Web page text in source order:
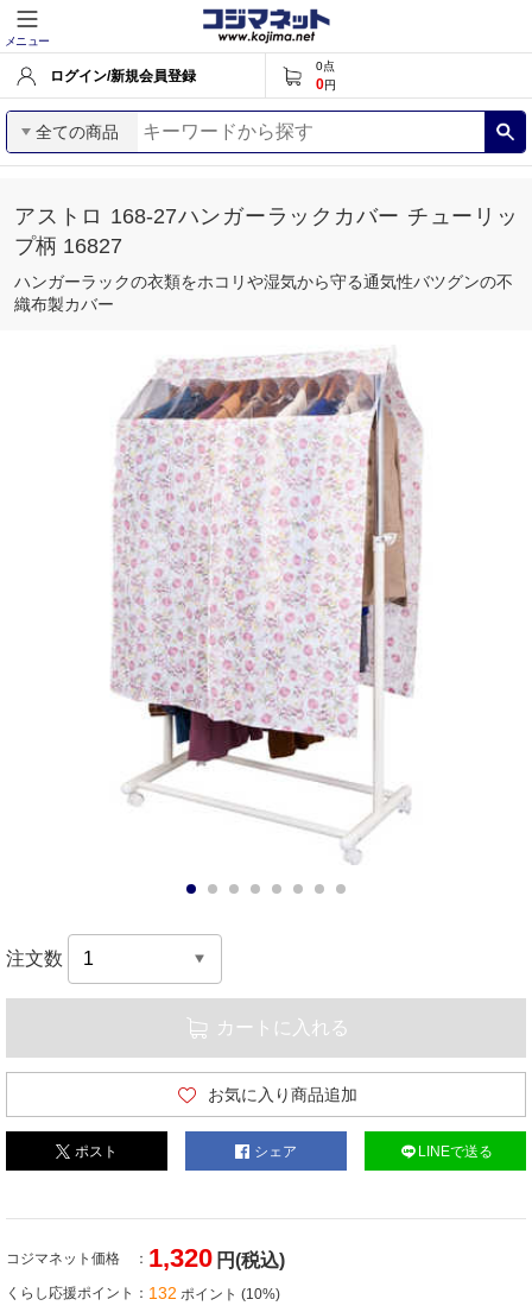
メニュー
ログイン/新規会員登録
0点
0円
全ての商品
アストロ 168-27ハンガーラックカバー チューリッ
プ柄 16827
ハンガーラックの衣類をホコリや湿気から守る通気性バツグンの不
織布製カバー
注文数
カートに入れる
お気に入り商品追加
ポスト シェア LINEで送る
コジマネット価格 1,320 円(税込)
くらし応援ポイント 132 ポイント (10%)